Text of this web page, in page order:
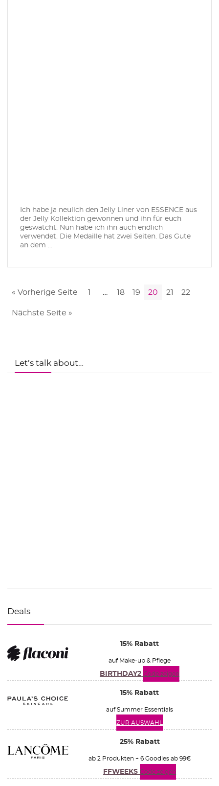
Ich habe ja neulich den Jelly Liner von ESSENCE aus
der Jelly Kollektion gewonnen und ihn für euch
geswatcht. Nun habe ich ihn auch endlich
verwendet. Die Medaille hat zwei Seiten. Das Gute
an dem ...
« Vorherige Seite 1 … 18 19 20 21 22
Nächste Seite »
Let’s talk about…
Deals
15% Rabatt
auf Make-up & Pflege
BIRTHDAY2 Code zeigen
15% Rabatt
auf Summer Essentials
ZUR AUSWAHL
25% Rabatt
ab 2 Produkten + 6 Goodies ab 99€
FFWEEKS Code zeigen